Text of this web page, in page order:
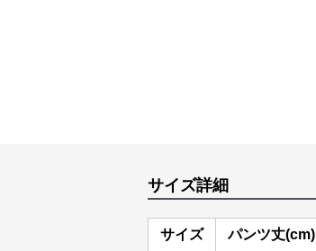
サイズ詳細
サイズ パンツ丈(cm)